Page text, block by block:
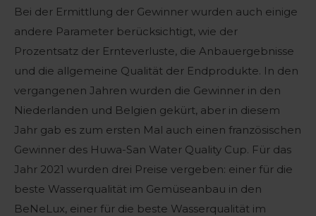
Bei der Ermittlung der Gewinner wurden auch einige
andere Parameter berücksichtigt, wie der
Prozentsatz der Ernteverluste, die Anbauergebnisse
und die allgemeine Qualität der Endprodukte. In den
vergangenen Jahren wurden die Gewinner in den
Niederlanden und Belgien gekürt, aber in diesem
Jahr gab es zum ersten Mal auch einen französischen
Gewinner des Huwa-San Water Quality Cup. Für das
Jahr 2021 wurden drei Preise vergeben: einer für die
beste Wasserqualität im Gemüseanbau in den
BeNeLux, einer für die beste Wasserqualität im